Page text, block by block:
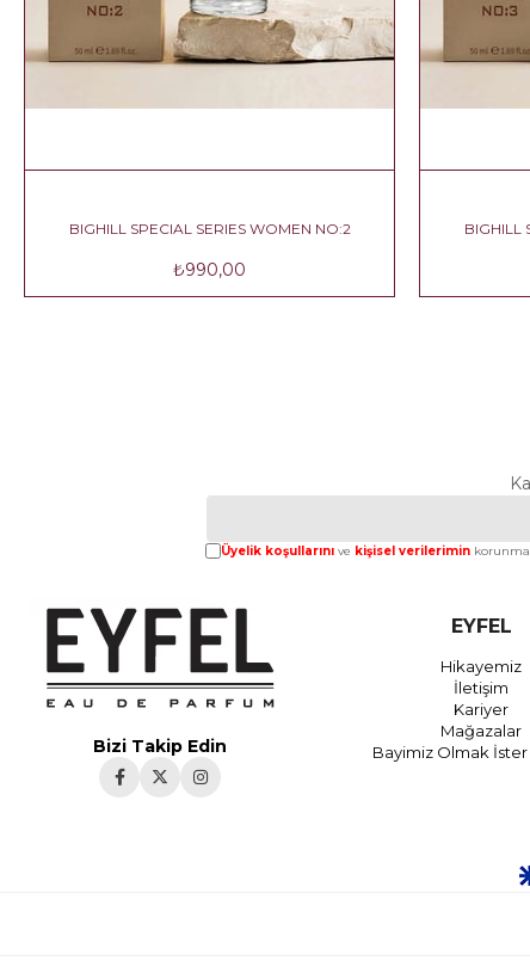
BIGHILL SPECIAL SERIES WOMEN NO:2
Üyelik koşullarını ve kişisel verilerimin
Bizi Takip Edin
EYFEL
Hikayemiz
İletişim
Kariyer
Mağazalar
Bayimiz Olmak İster